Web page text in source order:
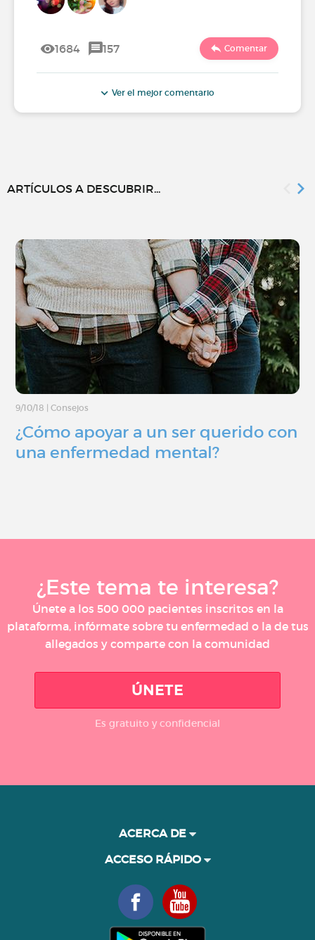
1684 157 Comentar
Ver el mejor comentario
ARTÍCULOS A DESCUBRIR...
9/10/18 Consejos
¿Cómo apoyar a un ser querido con
una enfermedad mental?
¿Este tema te interesa?
Únete a los 500 000 pacientes inscritos en la
plataforma, infórmate sobre tu enfermedad o la de tus
allegados y comparte con la comunidad
ÚNETE
Es gratuito y confidencial
ACERCA DE
ACCESO RÁPIDO